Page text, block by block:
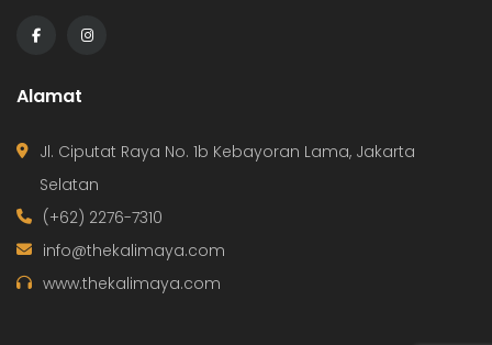
Alamat
Jl. Ciputat Raya No. 1b Kebayoran Lama, Jakarta
Selatan
(+62) 2276-7310
info@thekalimaya.com
www.thekalimaya.com